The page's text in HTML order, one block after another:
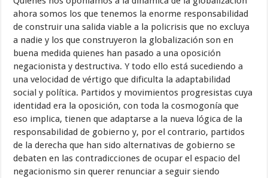
ahora somos los que tenemos la enorme responsabilidad
de construir una salida viable a la policrisis que no excluya
a nadie y los que construyeron la globalización son en
buena medida quienes han pasado a una oposición
negacionista y destructiva. Y todo ello está sucediendo a
una velocidad de vértigo que dificulta la adaptabilidad
social y política. Partidos y movimientos progresistas cuya
identidad era la oposición, con toda la cosmogonía que
eso implica, tienen que adaptarse a la nueva lógica de la
responsabilidad de gobierno y, por el contrario, partidos
de la derecha que han sido alternativas de gobierno se
debaten en las contradicciones de ocupar el espacio del
negacionismo sin querer renunciar a seguir siendo